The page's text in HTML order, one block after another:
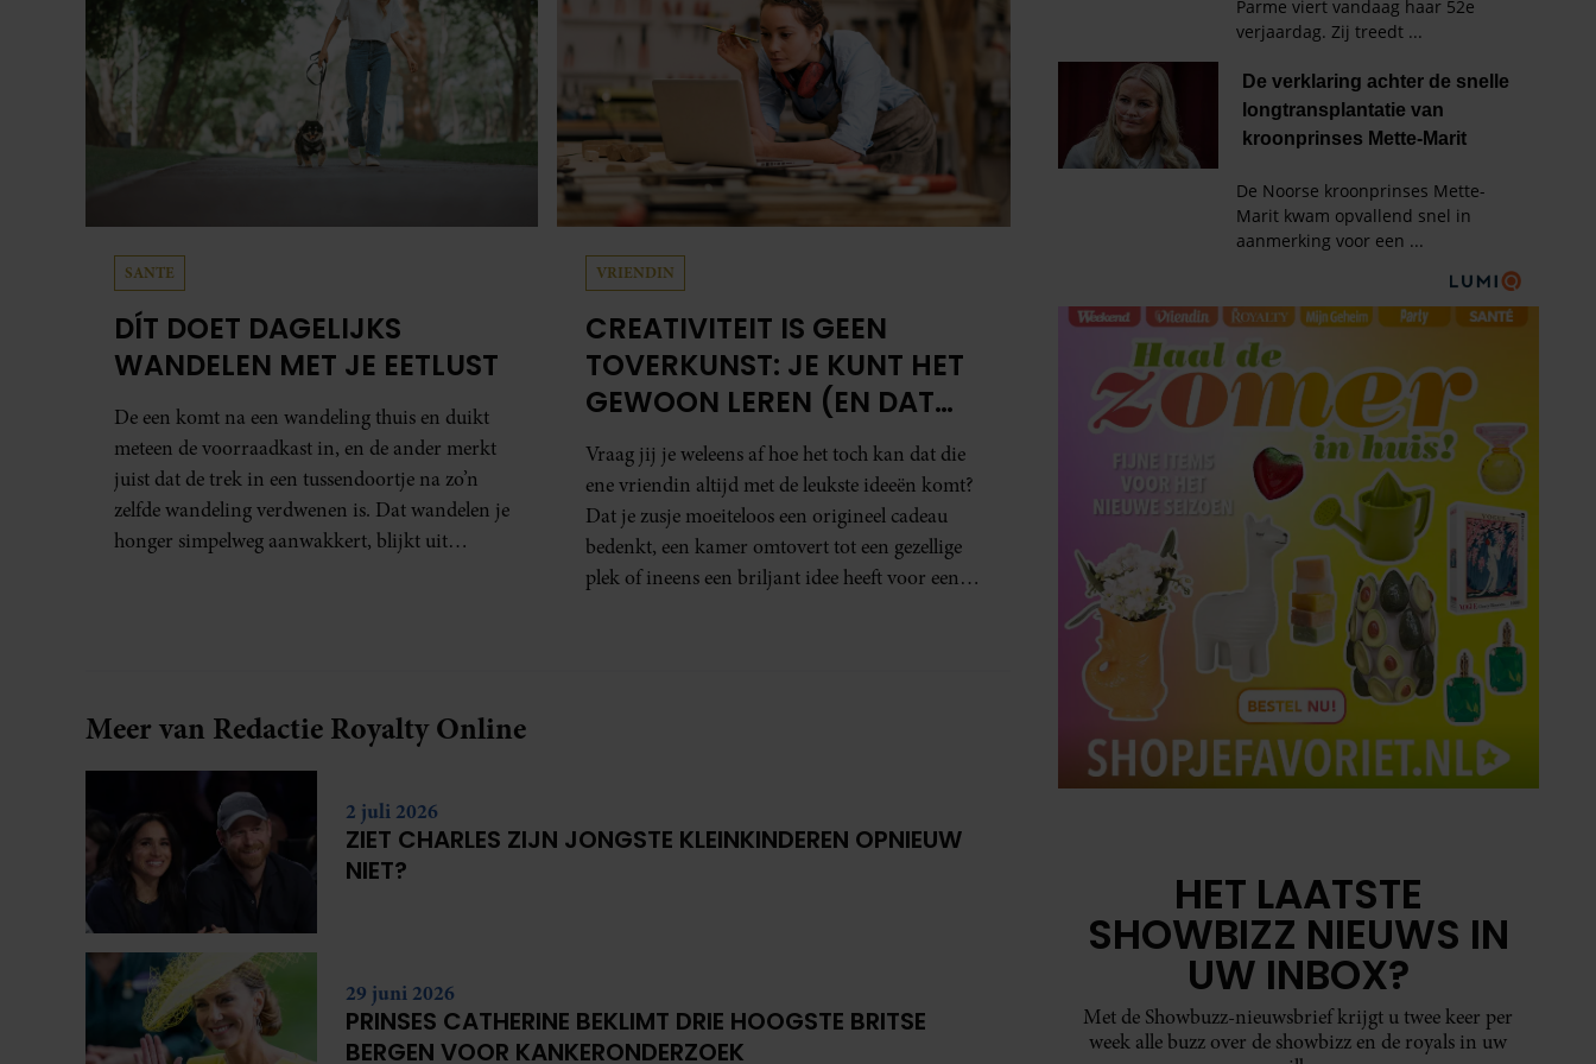
SANTE
DÍT DOET DAGELIJKS
WANDELEN MET JE EETLUST
De een komt na een wandeling thuis en duikt
meteen de voorraadkast in, en de ander merkt
juist dat de trek in een tussendoortje na zo’n
zelfde wandeling verdwenen is. Dat wandelen je
honger simpelweg aanwakkert, blijkt uit
VRIENDIN
CREATIVITEIT IS GEEN
TOVERKUNST: JE KUNT HET
GEWOON LEREN (EN DAT
DOE JE ZO)
Vraag jij je weleens af hoe het toch kan dat die
ene vriendin altijd met de leukste ideeën komt?
Dat je zusje moeiteloos een origineel cadeau
bedenkt, een kamer omtovert tot een gezellige
plek of ineens een briljant idee heeft voor een
Meer van Redactie Royalty Online
2 juli 2026
ZIET CHARLES ZIJN JONGSTE KLEINKINDEREN OPNIEUW
NIET?
29 juni 2026
PRINSES CATHERINE BEKLIMT DRIE HOOGSTE BRITSE
BERGEN VOOR KANKERONDERZOEK
HET LAATSTE
SHOWBIZZ NIEUWS IN
UW INBOX?
Met de Showbuzz-nieuwsbrief krijgt u twee keer per
week alle buzz over de showbizz en de royals in uw